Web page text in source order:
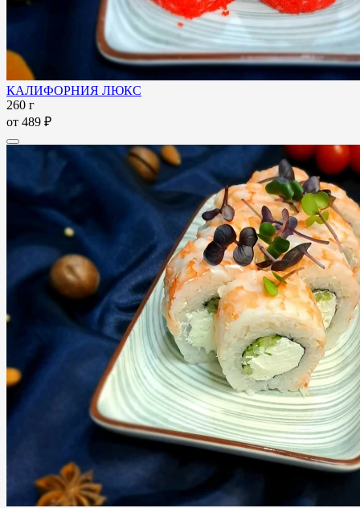
КАЛИФОРНИЯ ЛЮКС
260 г
от 489 ₽